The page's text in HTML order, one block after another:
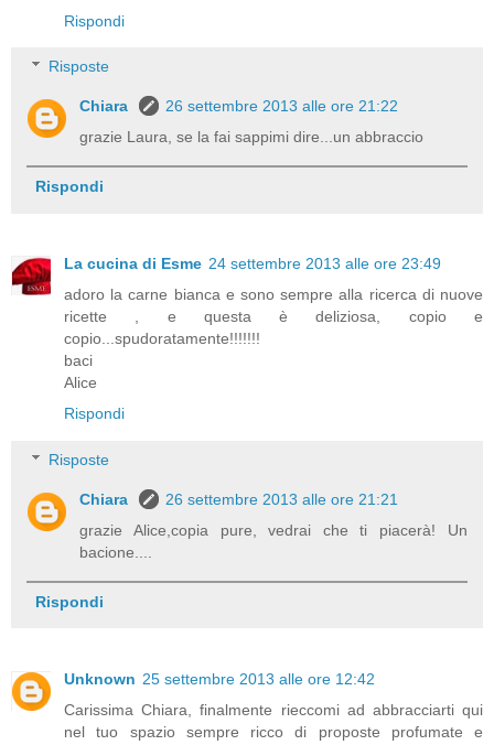
Rispondi
Risposte
Chiara
26 settembre 2013 alle ore 21:22
grazie Laura, se la fai sappimi dire...un abbraccio
Rispondi
La cucina di Esme 24 settembre 2013 alle ore 23:49
adoro la carne bianca e sono sempre alla ricerca di nuove
ricette , e questa è deliziosa, copio e
copio...spudoratamente!!!!!!!
baci
Alice
Rispondi
Risposte
Chiara
26 settembre 2013 alle ore 21:21
grazie Alice,copia pure, vedrai che ti piacerà! Un
bacione....
Rispondi
Unknown 25 settembre 2013 alle ore 12:42
Carissima Chiara, finalmente rieccomi ad abbracciarti qui
nel tuo spazio sempre ricco di proposte profumate e